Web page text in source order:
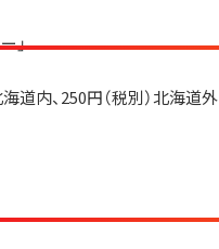
」
道内、250円（税別）北海道外